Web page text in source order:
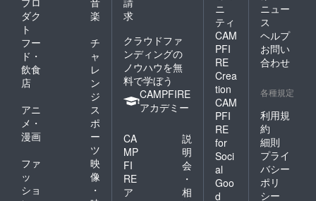
記載頂
きメー
ルにて
日程等
詳しい
話をさ
ます）
用可能
期間：
2022年
4月1
2022年
5月31日
まで 所
等につ
いて講
演をし
ていた
だきま
（メー
レスを
きメー
ルにて
日程等
詳しい
話をさ
せてい
ただき
ます）
す。
［オリ
ジナル
マグ
カッ
プ］ 色:
ホワイ
Island
ムロゴ
が入っ
たもの
となっ
ていま
す 直径
82mm×
より選
Island
の文字
が入っ
ていま
ルマグ
プ］ 色:
ホワイ
Island
のチー
ムロゴ
が入っ
たもの
ていま
リジナ
ルボー
ルペ
ン］ オ
リジナ
ルペ
0.5mm
商品本
体のカ
ラー
赤・
青・オ
レン
ダク
ト
楽
フー
ド・
飲食
店
チ
ャ
レ
ン
ジ
アニ
メ・
漫画
ス
ポ
ー
ツ
ファ
ッ
ショ
映
像
・
求
クラウドファ
ンディングの
ノウハウを無
料で学ぼう
CAMPFIRE
アカデミー
CA
MP
FI
RE
ア
説
明
会
・
相
ニ
ティ
CAM
PFI
RE
Crea
tion
CAM
PFI
RE
for
Soci
al
Goo
d
ニュー
ス
ヘルプ
お問い
合わせ
各種規定
利用規
約
細則
プライ
バシー
ポリ
シー